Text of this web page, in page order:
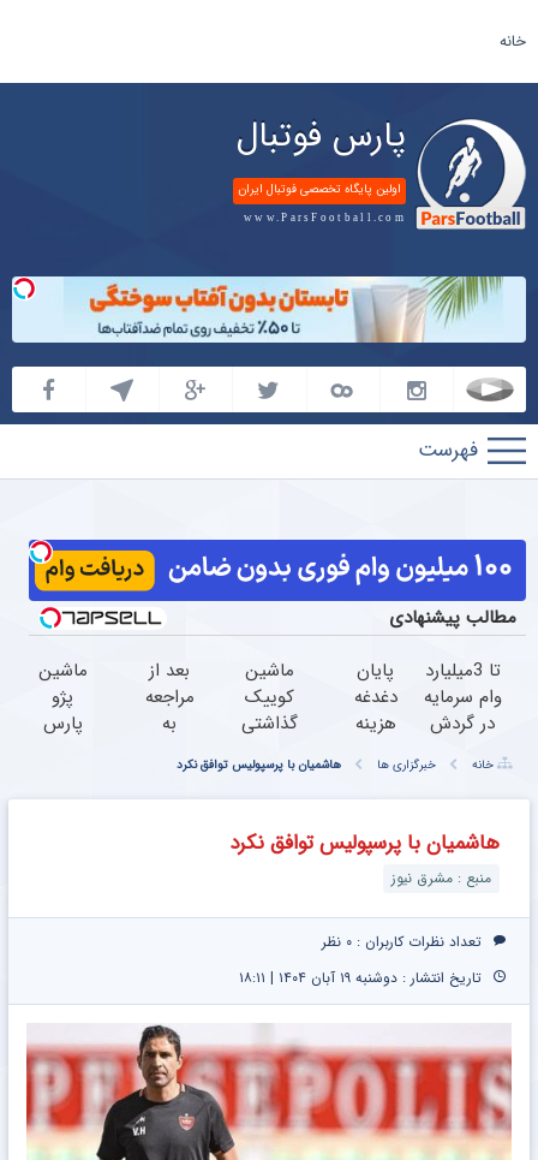
خانه
پارس فوتبال
اولین پایگاه تخصصی فوتبال ایران
www.ParsFootball.com
پارس
فوتبال
مطالب پیشنهادی
تا 3میلیارد
وام سرمایه
در گردش
=>
فروشگاهت
رو ثبت
کن
پایان
دغدغه
هزینه
دندان
پزشکی
با پک
سفید
کننده
ماشین
کوییک
گذاشتی
فروش
؟ اینجا
سریع و
راحت
بعد از
مراجعه
به
یک‌روزه
ماشین
پژو
پارس
داری؟
خانه خبرگزاری ها هاشمیان با پرسپولیس توافق نکرد
هاشمیان با پرسپولیس توافق نکرد
منبع : مشرق نیوز
تعداد نظرات کاربران : ۰ نظر
تاریخ انتشار : دوشنبه ۱۹ آبان ۱۴۰۴ | ۱۸:۱۱